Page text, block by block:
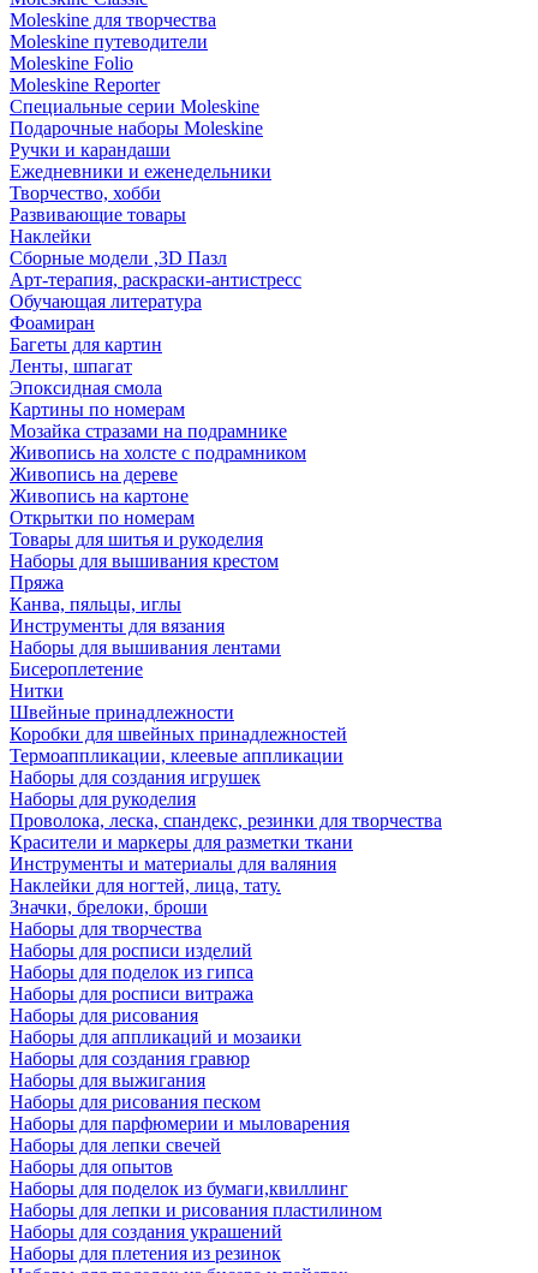
Moleskine для творчества
Moleskine путеводители
Moleskine Folio
Moleskine Reporter
Специальные серии Moleskine
Подарочные наборы Moleskine
Ручки и карандаши
Ежедневники и еженедельники
Творчество, хобби
Развивающие товары
Наклейки
Сборные модели ,3D Пазл
Арт-терапия, раскраски-антистресс
Обучающая литература
Фоамиран
Багеты для картин
Ленты, шпагат
Эпоксидная смола
Картины по номерам
Мозайка стразами на подрамнике
Живопись на холсте с подрамником
Живопись на дереве
Живопись на картоне
Открытки по номерам
Товары для шитья и рукоделия
Наборы для вышивания крестом
Пряжа
Канва, пяльцы, иглы
Инструменты для вязания
Наборы для вышивания лентами
Бисероплетение
Нитки
Швейные принадлежности
Коробки для швейных принадлежностей
Термоаппликации, клеевые аппликации
Наборы для создания игрушек
Наборы для рукоделия
Проволока, леска, спандекс, резинки для творчества
Красители и маркеры для разметки ткани
Инструменты и материалы для валяния
Наклейки для ногтей, лица, тату.
Значки, брелоки, броши
Наборы для творчества
Наборы для росписи изделий
Наборы для поделок из гипса
Наборы для росписи витража
Наборы для рисования
Наборы для аппликаций и мозаики
Наборы для создания гравюр
Наборы для выжигания
Наборы для рисования песком
Наборы для парфюмерии и мыловарения
Наборы для лепки свечей
Наборы для опытов
Наборы для поделок из бумаги,квиллинг
Наборы для лепки и рисования пластилином
Наборы для создания украшений
Наборы для плетения из резинок